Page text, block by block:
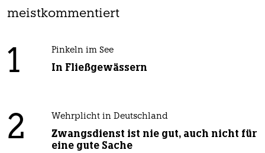
meistkommentiert
1 Pinkeln im See
In Fließgewässern
2 Wehrplicht in Deutschland
Zwangsdienst ist nie gut, auch nicht für
eine gute Sache